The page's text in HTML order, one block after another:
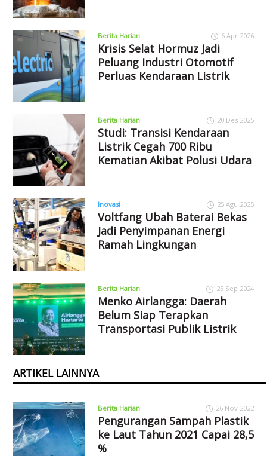
Berita Harian 6 Apr 2026
Krisis Selat Hormuz Jadi
Peluang Industri Otomotif
Perluas Kendaraan Listrik
Berita Harian 20 Des 2025
Studi: Transisi Kendaraan
Listrik Cegah 700 Ribu
Kematian Akibat Polusi Udara
Inovasi 25 Agu 2025
Voltfang Ubah Baterai Bekas
Jadi Penyimpanan Energi
Ramah Lingkungan
Berita Harian 25 Sep 2024
Menko Airlangga: Daerah
Belum Siap Terapkan
Transportasi Publik Listrik
ARTIKEL LAINNYA
Berita Harian 26 Nov 2022
Pengurangan Sampah Plastik
ke Laut Tahun 2021 Capai 28,5
%